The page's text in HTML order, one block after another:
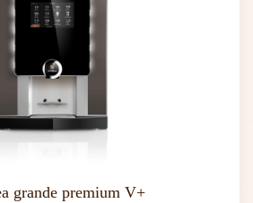
grande premium V+